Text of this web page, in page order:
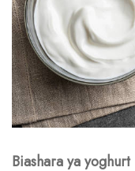
Biashara ya yoghurt